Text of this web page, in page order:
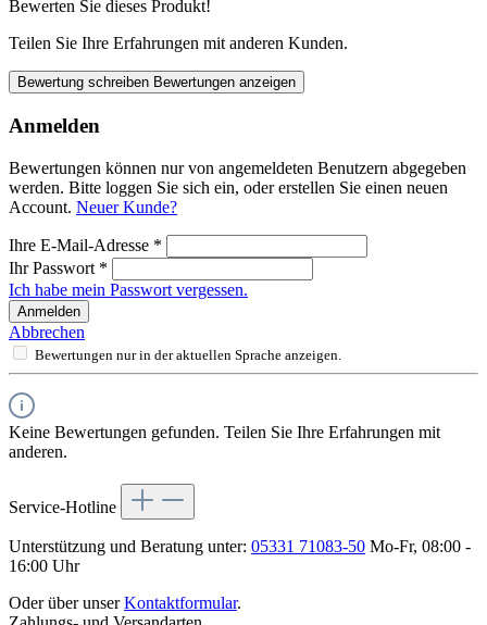
Bewerten Sie dieses Produkt!
Teilen Sie Ihre Erfahrungen mit anderen Kunden.
Bewertung schreiben Bewertungen anzeigen
Anmelden
Bewertungen können nur von angemeldeten Benutzern abgegeben
werden. Bitte loggen Sie sich ein, oder erstellen Sie einen neuen
Account. Neuer Kunde?
Ihre E-Mail-Adresse *
Ihr Passwort *
Ich habe mein Passwort vergessen.
Anmelden
Abbrechen
Bewertungen nur in der aktuellen Sprache anzeigen.
Keine Bewertungen gefunden. Teilen Sie Ihre Erfahrungen mit
anderen.
Service-Hotline
Unterstützung und Beratung unter: 05331 71083-50 Mo-Fr, 08:00 -
16:00 Uhr
Oder über unserKontaktformular.